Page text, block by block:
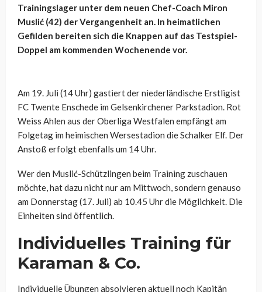
Trainingslager unter dem neuen Chef-Coach Miron
Muslić (42) der Vergangenheit an. In heimatlichen
Gefilden bereiten sich die Knappen auf das Testspiel-
Doppel am kommenden Wochenende vor.
Am 19. Juli (14 Uhr) gastiert der niederländische Erstligist
FC Twente Enschede im Gelsenkirchener Parkstadion. Rot
Weiss Ahlen aus der Oberliga Westfalen empfängt am
Folgetag im heimischen Wersestadion die Schalker Elf. Der
Anstoß erfolgt ebenfalls um 14 Uhr.
Wer den Muslić-Schützlingen beim Training zuschauen
möchte, hat dazu nicht nur am Mittwoch, sondern genauso
am Donnerstag (17. Juli) ab 10.45 Uhr die Möglichkeit. Die
Einheiten sind öffentlich.
Individuelles Training für
Karaman & Co.
Individuelle Übungen absolvieren aktuell noch Kapitän